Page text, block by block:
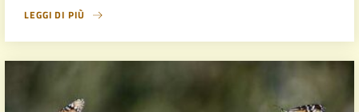
LEGGI DI PIÙ